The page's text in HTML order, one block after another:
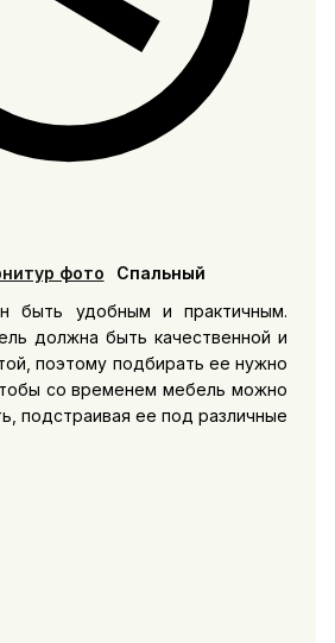
Спальный
быть удобным и практичным.
должна быть качественной и
поэтому подбирать ее нужно
со временем мебель можно
подстраивая ее под различные